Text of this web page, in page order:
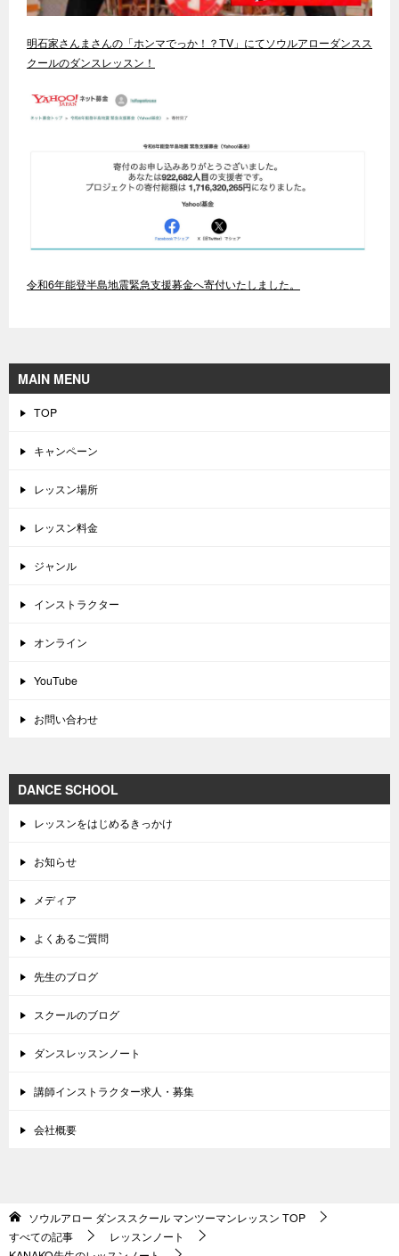
明石家さんまさんの「ホンマでっか！？TV」にてソウルアローダンスス
クールのダンスレッスン！
令和6年能登半島地震緊急支援募金へ寄付いたしました。
MAIN MENU
TOP
キャンペーン
レッスン場所
レッスン料金
ジャンル
インストラクター
オンライン
YouTube
お問い合わせ
DANCE SCHOOL
レッスンをはじめるきっかけ
お知らせ
メディア
よくあるご質問
先生のブログ
スクールのブログ
ダンスレッスンノート
講師インストラクター求人・募集
会社概要
ソウルアロー ダンススクール マンツーマンレッスン TOP
すべての記事
レッスンノート